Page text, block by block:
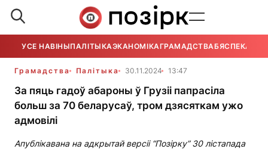
УСЕ НАВІНЫПАЛІТЫКАЭКАНОМІКАГРАМАДСТВАБЯСПЕКА
Грамадства Палітыка 30.11.2024 13:47
За пяць гадоў абароны ў Грузіі папрасіла
больш за 70 беларусаў, тром дзясяткам ужо
адмовілі
Апублікавана на адкрытай версіі “Позірку” 30 лістапада